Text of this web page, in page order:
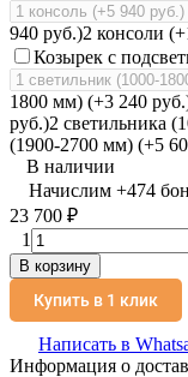
940 руб.)2 консоли
Козырек с
1800 мм) (+3 240
руб.)2 светильника
(1900-2700 мм) (+5
В наличии
Начислим +474
23 700 ₽
1
В корзину
Купить в 1 клик
Написать в
Информация о